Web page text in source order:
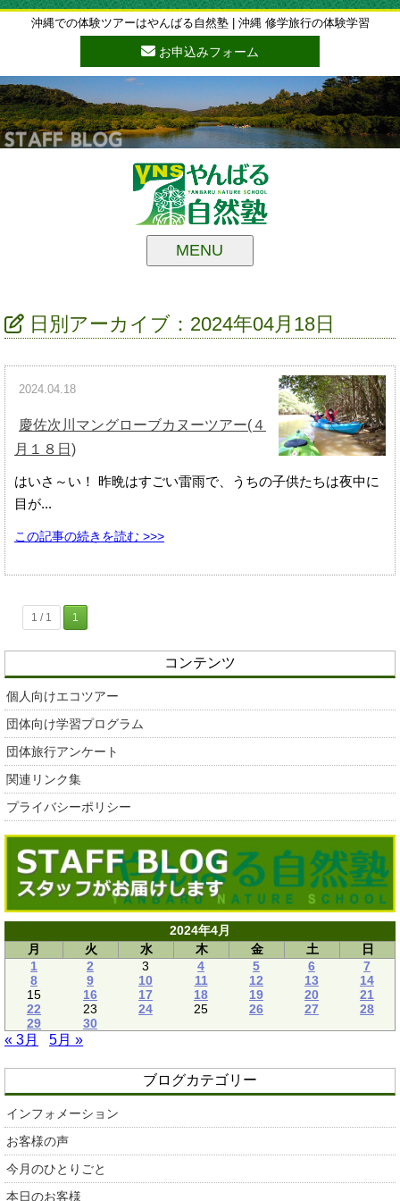
沖縄での体験ツアーはやんばる自然塾 | 沖縄 修学旅行の体験学習
お申込みフォーム
MENU
日別アーカイブ：2024年04月18日
2024.04.18
慶佐次川マングローブカヌーツアー(４
月１８日)
はいさ～い！ 昨晩はすごい雷雨で、うちの子供たちは夜中に
目が...
この記事の続きを読む >>>
1 / 1 1
コンテンツ
個人向けエコツアー
団体向け学習プログラム
団体旅行アンケート
関連リンク集
プライバシーポリシー
2024年4月
月
火 水 木 金 土
日
1
2 3 4 5 6
7
8
9 10 11 12 13
14
15
16 17 18 19 20
21
22
23 24 25 26 27
28
29
30
« 3月 5月 »
ブログカテゴリー
インフォメーション
お客様の声
今月のひとりごと
本日のお客様